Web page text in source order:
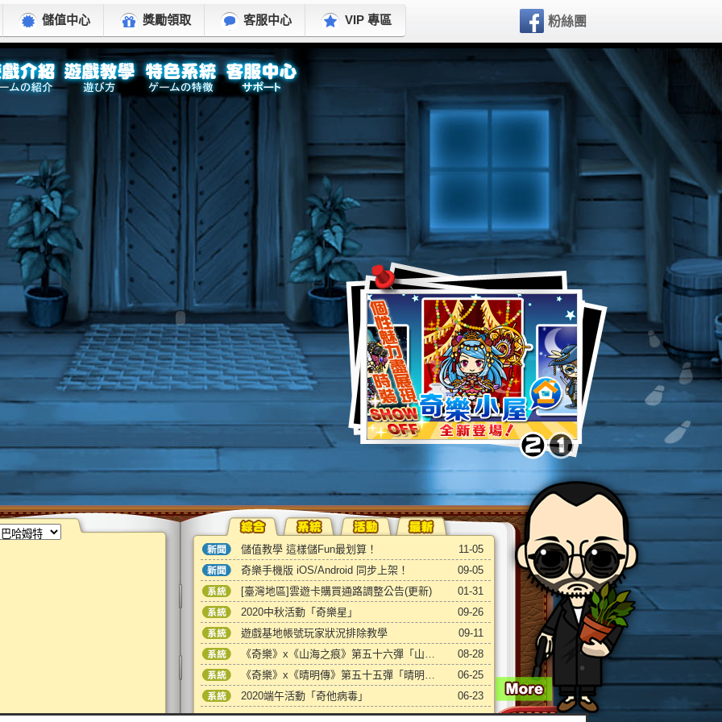
儲值中心 獎勵領取 客服中心 VIP 專區 粉絲團
公告列表
綜合消息 系統公告 熱門活動 遊戲情報
儲值教學 這樣儲Fun最划算！ 11-05
奇樂手機版 iOS/Android 同步上架！ 09-05
[臺灣地區]雲遊卡購買通路調整公告(更新) 01-31
2020中秋活動「奇樂星」 09-26
遊戲基地帳號玩家狀況排除教學 09-11
系統 《奇樂》x《山海之痕》第五十六彈「山海之痕 獨特造型坐騎」 08-28
系統 《奇樂》x《晴明傳》第五十五彈「晴明傳獨特造型坐騎」 06-25
2020端午活動「奇他病毒」 06-23